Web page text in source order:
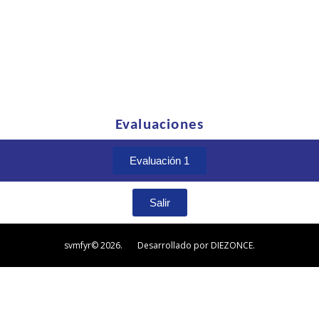
Evaluaciones
Evaluación 1
Salir
svmfyr© 2026. Desarrollado por DIEZONCE.